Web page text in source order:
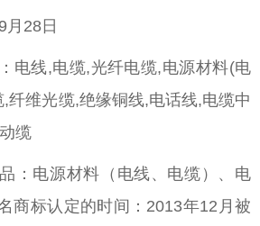
月28日
电线,电缆,光纤电缆,电源材料(电
纤维光缆,绝缘铜线,电话线,电缆中
缆
：电源材料（电线、电缆）、电
商标认定的时间：2013年12月被